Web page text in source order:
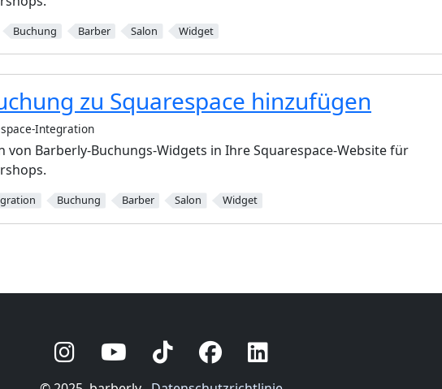
Buchung Barber Salon Widget
zu Squarespace hinzufügen
Integration
Barberly-Buchungs-Widgets in Ihre Squarespace-Website für
Buchung Barber Salon Widget